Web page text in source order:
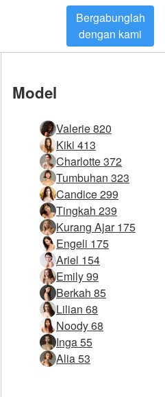
Bergabunglah
dengan kami
Model
Valerie 820
Kiki 413
Charlotte 372
Tumbuhan 323
Candice 299
Tingkah 239
Kurang Ajar 175
Engeli 175
Ariel 154
Emily 99
Berkah 85
Lilian 68
Noody 68
Inga 55
Alia 53